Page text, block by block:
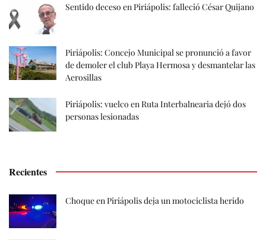
Sentido deceso en Piriápolis: falleció César Quijano
Piriápolis: Concejo Municipal se pronunció a favor
de demoler el club Playa Hermosa y desmantelar las
Aerosillas
Piriápolis: vuelco en Ruta Interbalnearia dejó dos
personas lesionadas
Recientes
Choque en Piriápolis deja un motociclista herido